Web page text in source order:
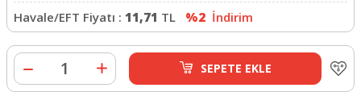
Havale/EFT Fiyatı : 11,71 TL %2 İndirim
SEPETE EKLE